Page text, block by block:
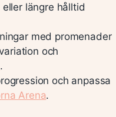
längre hålltid
med promenader
och
.
och anpassa
Arena.